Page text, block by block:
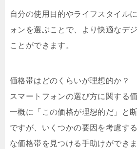
自分の使用目的やライフスタイル
ォンを選ぶことで、より快適なデ
ことができます。
価格帯はどのくらいが理想的か？
スマートフォンの選び方に関する
一概に「この価格が理想的だ」と
ですが、いくつかの要因を考慮す
な価格帯を見つける手助けができま